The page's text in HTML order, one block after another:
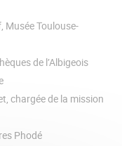
Musée Toulouse-
de l’Albigeois
chargée de la mission
Phodé